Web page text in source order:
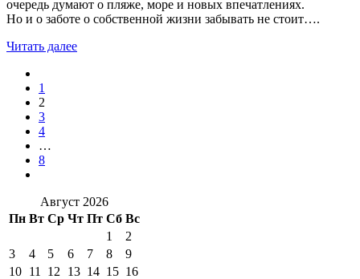
очередь думают о пляже, море и новых впечатлениях.
Но и о заботе о собственной жизни забывать не стоит….
Читать далее
1
2
3
4
…
8
Август 2026
Пн Вт Ср Чт Пт Сб Вс
1
2
3
4 5 6 7 8
9
10 11 12 13 14 15 16